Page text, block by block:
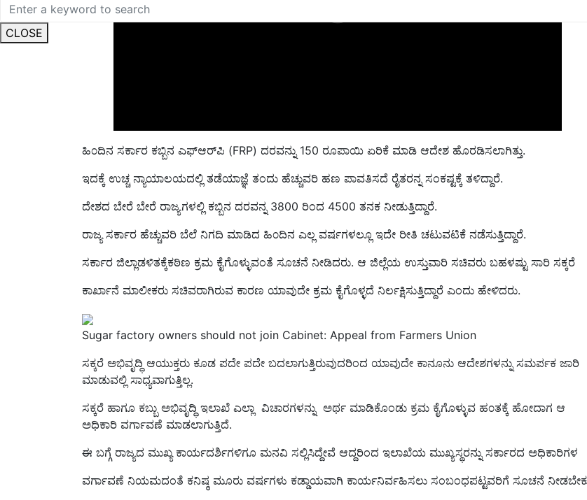
CLOSE
ಹಿ೦ದಿನ ಸರ್ಕಾರ ಕಬ್ಬಿನ ಎಫ್ಆರ್‌ಪಿ (FRP) ದರವನ್ನು 150 ರೂಪಾಯಿ ಏರಿಕೆ ಮಾಡಿ ಆದೇಶ ಹೊರಡಿಸಲಾಗಿತ್ತು.
ಇದಕ್ಕೆ ಉಚ್ಚ ನ್ಯಾಯಾಲಯದಲ್ಲಿ ತಡೆಯಾಜ್ಞೆ ತಂದು ಹೆಚ್ಚುವರಿ ಹಣ ಪಾವತಿಸದೆ ರೈತರನ್ನ ಸಂಕಷ್ಟಕ್ಕೆ ತಳಿದ್ದಾರೆ.
ದೇಶದ ಬೇರೆ ಬೇರೆ ರಾಜ್ಯಗಳಲ್ಲಿ ಕಬ್ಬಿನ ದರವನ್ನ 3800 ರಿಂದ 4500 ತನಕ ನೀಡುತ್ತಿದ್ದಾರೆ.
ರಾಜ್ಯ ಸರ್ಕಾರ ಹೆಚ್ಚುವರಿ ಬೆಲೆ ನಿಗದಿ ಮಾಡಿದ ಹಿ೦ದಿನ ಎಲ್ಲ ವರ್ಷಗಳಲ್ಲೂ ಇದೇ ರೀತಿ ಚಟುವಟಿಕೆ ನಡೆಸುತ್ತಿದ್ದಾರೆ.
ಸರ್ಕಾರ ಜಿಲ್ಲಾಡಳಿತಕ್ಕೆಕಠಿಣ ಕ್ರಮ ಕೈಗೊಳ್ಳುವಂತೆ ಸೂಚನೆ ನೀಡಿದರು. ಆ ಜಿಲ್ಲೆಯ ಉಸ್ತುವಾರಿ ಸಚಿವರು ಬಹಳಷ್ಟು ಸಾರಿ ಸಕ್ಕರೆ
ಕಾರ್ಖಾನೆ ಮಾಲೀಕರು ಸಚಿವರಾಗಿರುವ ಕಾರಣ ಯಾವುದೇ ಕ್ರಮ ಕೈಗೊಳ್ಳದೆ ನಿರ್ಲಕ್ಷಿಸುತ್ತಿದ್ದಾರೆ ಎಂದು ಹೇಳಿದರು.
Sugar factory owners should not join Cabinet: Appeal from Farmers Union
ಸಕ್ಕರೆ ಅಭಿವೃದ್ಧಿ ಆಯುಕ್ತರು ಕೂಡ ಪದೇ ಪದೇ ಬದಲಾಗುತ್ತಿರುವುದರಿಂದ ಯಾವುದೇ ಕಾನೂನು ಆದೇಶಗಳನ್ನು ಸಮರ್ಪಕ ಜಾರಿ
ಮಾಡುವಲ್ಲಿ ಸಾಧ್ಯವಾಗುತ್ತಿಲ್ಲ.
ಸಕ್ಕರೆ ಹಾಗೂ ಕಬ್ಬು ಅಭಿವೃದ್ಧಿ ಇಲಾಖೆ ಎಲ್ಲಾ ವಿಚಾರಗಳನ್ನು ಅರ್ಥ ಮಾಡಿಕೊಂಡು ಕ್ರಮ ಕೈಗೊಳ್ಳುವ ಹ೦ತಕ್ಕೆ ಹೋದಾಗ ಆ
ಅಧಿಕಾರಿ ವರ್ಗಾವಣೆ ಮಾಡಲಾಗುತ್ತಿದೆ.
ಈ ಬಗ್ಗೆ ರಾಜ್ಯದ ಮುಖ್ಯ ಕಾರ್ಯದರ್ಶಿಗಳಿಗೂ ಮನವಿ ಸಲ್ಲಿಸಿದ್ದೇವೆ ಆದ್ದರಿಂದ ಇಲಾಖೆಯ ಮುಖ್ಯಸ್ಥರನ್ನು ಸರ್ಕಾರದ ಅಧಿಕಾರಿಗಳ
ವರ್ಗಾವಣೆ ನಿಯಮದಂತೆ ಕನಿಷ್ಠ ಮೂರು ವರ್ಷಗಳು ಕಡ್ಡಾಯವಾಗಿ ಕಾರ್ಯನಿರ್ವಹಿಸಲು ಸಂಬಂಧಪಟ್ಟವರಿಗೆ ಸೂಚನೆ ನೀಡಬೇಕು.
ಬ್ಯಾಂಕುಗಳಲ್ಲಿ ರೈತರು ಸಾಲ ಪಡೆಯಲು ಸಿಬಿಲ್ ಸ್ಕೋರ್ ಮಾನದಂಡವನ್ನು ಅನುಸರಿಸುತ್ತಿರುವ ಕಾರಣ ರೈತರಿಗೆ ಕೃಷಿ ಸಾಲ ಸಿಗುತ್ತಿಲ್ಲ.